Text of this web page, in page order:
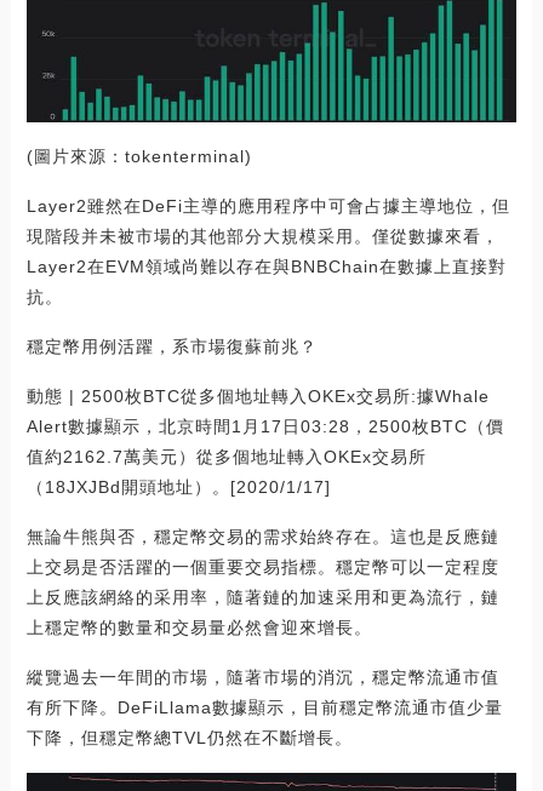
(圖片來源：tokenterminal)
Layer2雖然在DeFi主導的應用程序中可會占據主導地位，但
現階段并未被市場的其他部分大規模采用。僅從數據來看，
Layer2在EVM領域尚難以存在與BNBChain在數據上直接對
抗。
穩定幣用例活躍，系市場復蘇前兆？
動態 | 2500枚BTC從多個地址轉入OKEx交易所:據Whale
Alert數據顯示，北京時間1月17日03:28，2500枚BTC（價
值約2162.7萬美元）從多個地址轉入OKEx交易所
（18JXJBd開頭地址）。[2020/1/17]
無論牛熊與否，穩定幣交易的需求始終存在。這也是反應鏈
上交易是否活躍的一個重要交易指標。穩定幣可以一定程度
上反應該網絡的采用率，隨著鏈的加速采用和更為流行，鏈
上穩定幣的數量和交易量必然會迎來增長。
縱覽過去一年間的市場，隨著市場的消沉，穩定幣流通市值
有所下降。DeFiLlama數據顯示，目前穩定幣流通市值少量
下降，但穩定幣總TVL仍然在不斷增長。